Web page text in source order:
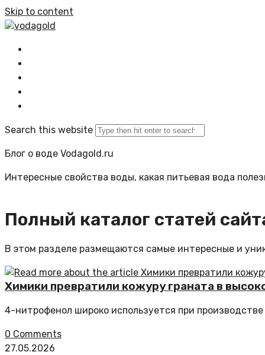
Skip to content
vodagold
Search this website
Блог о воде Vodagold.ru
Интересные свойства воды, какая питьевая вода
Полный каталог статей
В этом разделе размещаются самые интересные и
Химики превратили кожуру граната в
4-нитрофенол широко используется при
0 Comments
27.05.2026